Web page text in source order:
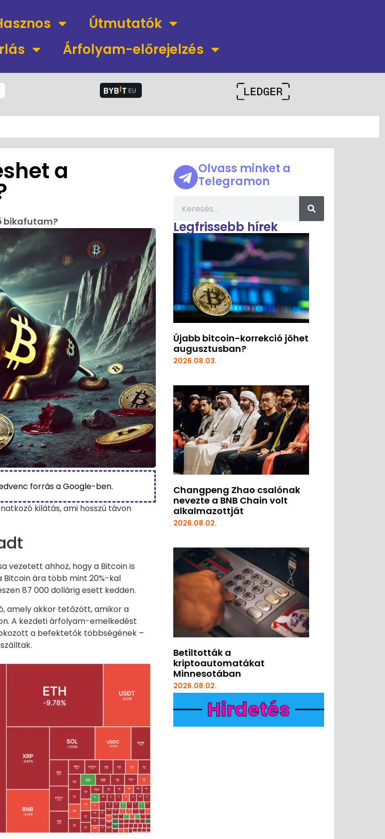
Útmutatók
Árfolyam-előrejelzés
a
bikafutam?
forrás a Google-ben.
kilátás, ami hosszú távon
vezetett ahhoz, hogy a Bitcoin is
ára több mint 20%-kal
87 000 dollárig esett kedden.
amely akkor tetőzött, amikor a
A kezdeti árfolyam-emelkedést
a befektetők többségének –
Olvass minket a
Telegramon
Legfrissebb hírek
Újabb bitcoin-korrekció jöhet
augusztusban?
2026.08.03.
Changpeng Zhao csalónak
nevezte a BNB Chain volt
alkalmazottját
2026.08.02.
Betiltották a
kriptoautomatákat
Minnesotában
2026.08.02.
Hirdetés